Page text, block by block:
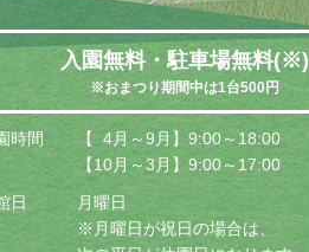
入園無料・駐車場無料(※)
※おまつり期間中は1台500円
時間
【 4月～9月】9:00～18:00
【10月～3月】9:00～17:00
日
月曜日
※月曜日が祝日の場合は、